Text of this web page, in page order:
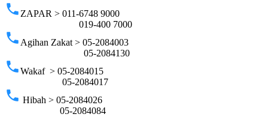
phone ZAPAR > 011-6748 9000
019-400 7000
phone Agihan Zakat > 05-2084003
05-2084130
phoneWakaf > 05-2084015
05-2084017
phone Hibah > 05-2084026
05-2084084